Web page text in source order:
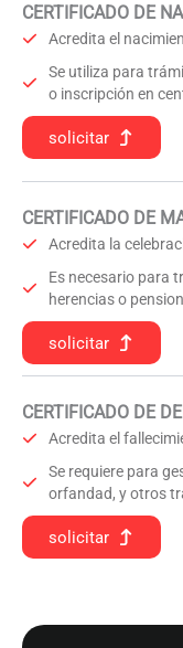
CERTIFICADO DE
Acredita el
Se utiliza para
o inscripción en
solicitar
CERTIFICADO DE
Acredita la
Es necesario para
herencias o
solicitar
CERTIFICADO DE
Acredita el
Se requiere para
orfandad, y otros
solicitar